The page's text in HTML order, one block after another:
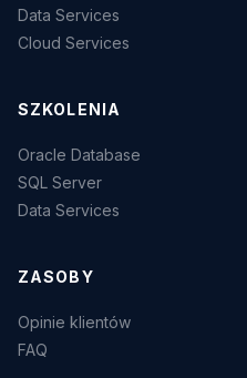
Data Services
Cloud Services
SZKOLENIA
Oracle Database
SQL Server
Data Services
ZASOBY
Opinie klientów
FAQ